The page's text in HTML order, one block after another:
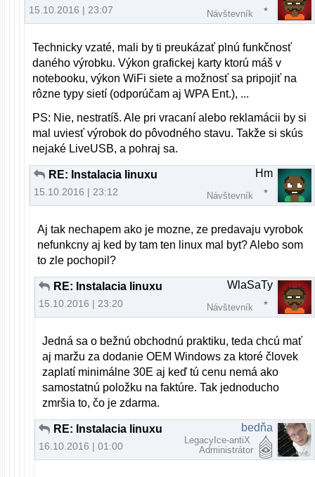
15.10.2016 | 23:07 Návštevník
Technicky vzaté, mali by ti preukázať plnú funkčnosť
daného výrobku. Výkon grafickej karty ktorú máš v
notebooku, výkon WiFi siete a možnosť sa pripojiť na
rôzne typy sietí (odporúčam aj WPA Ent.), ...
PS: Nie, nestratíš. Ale pri vracaní alebo reklamácii by si
mal uviesť výrobok do pôvodného stavu. Takže si skús
nejaké LiveUSB, a pohraj sa.
RE: Instalacia linuxu
15.10.2016 | 23:12
Hm
Návštevník
Aj tak nechapem ako je mozne, ze predavaju vyrobok
nefunkcny aj ked by tam ten linux mal byt? Alebo som
to zle pochopil?
RE: Instalacia linuxu
15.10.2016 | 23:20
WlaSaTy
Návštevník
Jedná sa o bežnú obchodnú praktiku, teda chcú mať
aj maržu za dodanie OEM Windows za ktoré človek
zaplatí minimálne 30E aj keď tú cenu nemá ako
samostatnú položku na faktúre. Tak jednoducho
zmršia to, čo je zdarma.
RE: Instalacia linuxu
16.10.2016 | 01:00
bedňa
LegacyIce-antiX
Administrátor